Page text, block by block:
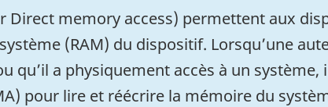
Direct memory access) permettent aux
(RAM) du dispositif. Lorsqu’une
qu’il a physiquement accès à un système,
pour lire et réécrire la mémoire du